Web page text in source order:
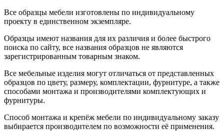
Все образцы мебели изготовлены по индивидуальному
проекту в единственном экземпляре.
Образцы имеют названия для их различия и более быстрого
поиска по сайту, все названия образцов не являются
зарегистрированным товарным знаком.
Все мебельные изделия могут отличаться от представленных
образцов по цвету, размеру, комплектации, фурнитуре, а также
способами монтажа и производителями комплектующих и
фурнитуры.
Способ монтажа и крепёж мебели по индивидуальному заказу
выбирается производителем по возможности её применения.